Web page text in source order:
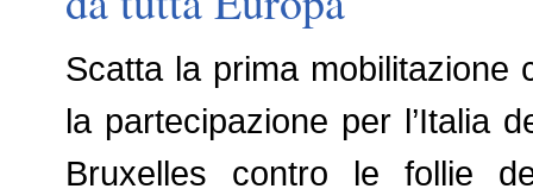
Scatta la prima mobilitazione
la partecipazione per l’Italia
Bruxelles contro le follie